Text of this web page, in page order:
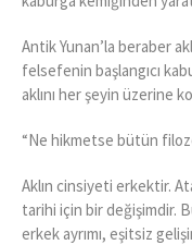
Antik Yunan’la beraber
felsefenin başlangıcı
aklını her şeyin üzerine
“Ne hikmetse bütün
Aklın cinsiyeti erkektir.
tarihi için bir değişimdir.
erkek ayrımı, eşitsiz